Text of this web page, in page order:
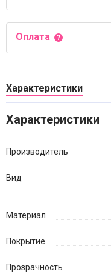
Оплата
Характеристики
Характеристики
Производитель
Вид
Материал
Покрытие
Прозрачность